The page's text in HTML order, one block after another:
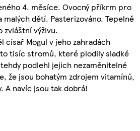
4. měsíce. Ovocný příkrm pro
malých dětí. Pasterizováno. Tepelně
zvláštní výživu.
císař Mogul v jeho zahradách
tisíc stromů, které plodily sladké
podlehl jejich nezaměnitelné
že jsou bohatým zdrojem vitamínů,
A navíc jsou tak dobrá!